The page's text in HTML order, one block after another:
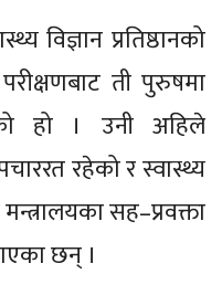
विज्ञान प्रतिष्ठानको
ती पुरुषमा
हो । उनी अहिले
रहेको र स्वास्थ्य
सह–प्रवक्ता
छन् ।